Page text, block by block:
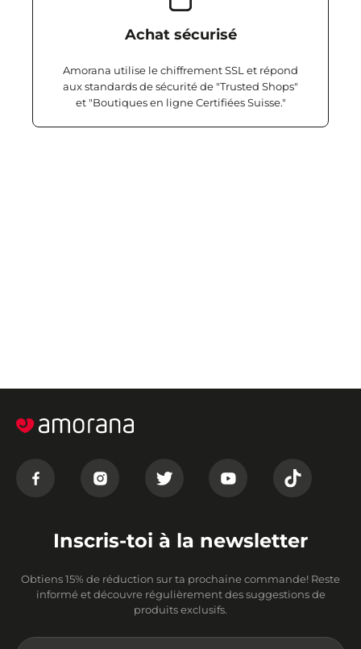
Achat sécurisé
Amorana utilise le chiffrement SSL et répond
aux standards de sécurité de "Trusted Shops"
et "Boutiques en ligne Certifiées Suisse."
Inscris-toi à la newsletter
Obtiens 15% de réduction sur ta prochaine commande! Reste
informé et découvre régulièrement des suggestions de
produits exclusifs.